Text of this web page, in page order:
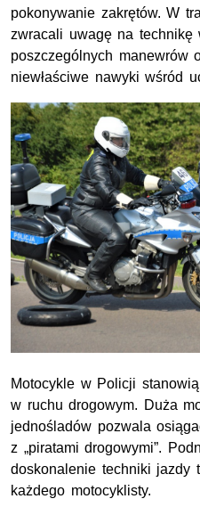
pokonywanie zakrętów. W
zwracali uwagę na technikę
poszczególnych manewrów
niewłaściwe nawyki wśród
Motocykle w Policji
w ruchu drogowym. Duża
jednośladów pozwala
z „piratami drogowymi”.
doskonalenie techniki jazdy
każdego motocyklisty.